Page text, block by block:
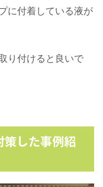
に付着している液が
り付けると良いで
策した事例紹